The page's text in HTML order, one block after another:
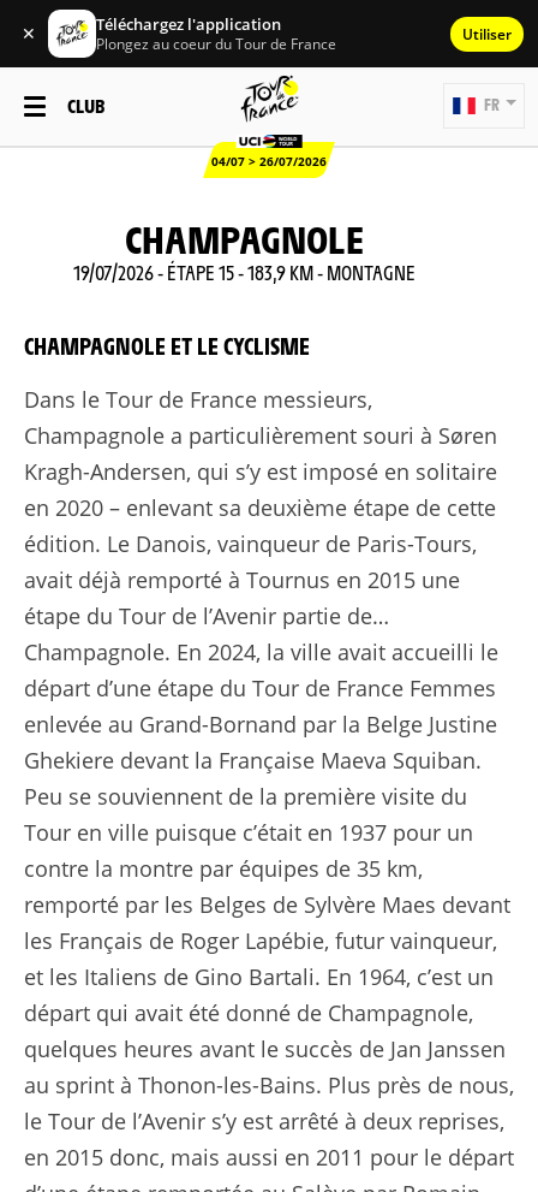
✕ Téléchargez l'application
Plongez au coeur du Tour de France Utiliser
CLUB
04/07 > 26/07/2026
FR
CHAMPAGNOLE
19/07/2026 - ÉTAPE 15 - 183,9 KM - MONTAGNE
CHAMPAGNOLE ET LE CYCLISME
Dans le Tour de France messieurs,
Champagnole a particulièrement souri à Søren
Kragh-Andersen, qui s’y est imposé en solitaire
en 2020 – enlevant sa deuxième étape de cette
édition. Le Danois, vainqueur de Paris-Tours,
avait déjà remporté à Tournus en 2015 une
étape du Tour de l’Avenir partie de…
Champagnole. En 2024, la ville avait accueilli le
départ d’une étape du Tour de France Femmes
enlevée au Grand-Bornand par la Belge Justine
Ghekiere devant la Française Maeva Squiban.
Peu se souviennent de la première visite du
Tour en ville puisque c’était en 1937 pour un
contre la montre par équipes de 35 km,
remporté par les Belges de Sylvère Maes devant
les Français de Roger Lapébie, futur vainqueur,
et les Italiens de Gino Bartali. En 1964, c’est un
départ qui avait été donné de Champagnole,
quelques heures avant le succès de Jan Janssen
au sprint à Thonon-les-Bains. Plus près de nous,
le Tour de l’Avenir s’y est arrêté à deux reprises,
en 2015 donc, mais aussi en 2011 pour le départ